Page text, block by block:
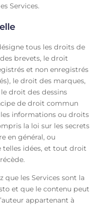
Services.
tous les droits de
brevets, le droit
et non enregistrés
le droit des marques,
droit des dessins
de droit commun
informations ou droits
la loi sur les secrets
en général, ou
telles idées, et tout droit
que les Services sont la
et que le contenu peut
appartenant à